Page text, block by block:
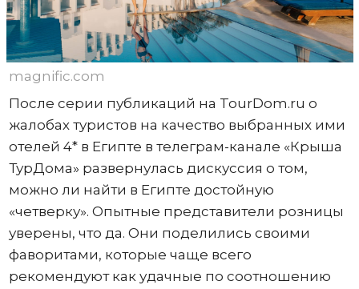
magnific.com
После серии публикаций на TourDom.ru о
жалобах туристов на качество выбранных ими
отелей 4* в Египте в телеграм-канале «Крыша
ТурДома» развернулась дискуссия о том,
можно ли найти в Египте достойную
«четверку». Опытные представители розницы
уверены, что да. Они поделились своими
фаворитами, которые чаще всего
рекомендуют как удачные по соотношению